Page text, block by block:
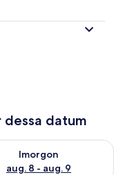
datum
7 - aug. 8
Imorgon
aug. 8 - aug. 9
tillgängligheten